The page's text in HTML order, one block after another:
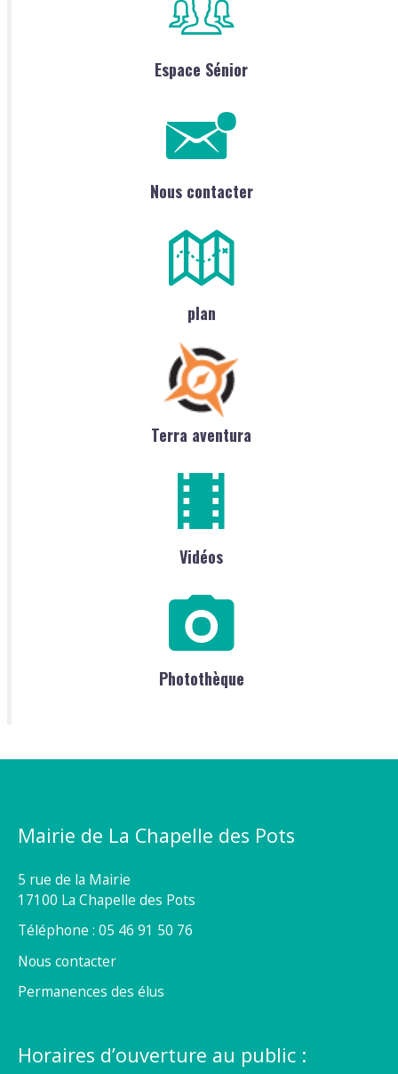
Espace Sénior
Nous contacter
plan
Terra aventura
Vidéos
Photothèque
Mairie de La Chapelle des Pots
5 rue de la Mairie
17100 La Chapelle des Pots
Téléphone : 05 46 91 50 76
Nous contacter
Permanences des élus
Horaires d’ouverture au public :